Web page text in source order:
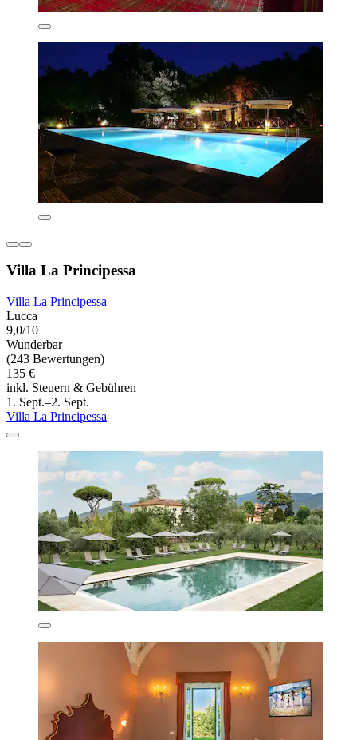
Villa La Principessa
Villa La Principessa
Lucca
9,0/10
Wunderbar
(243 Bewertungen)
135 €
inkl. Steuern & Gebühren
1. Sept.–2. Sept.
Villa La Principessa